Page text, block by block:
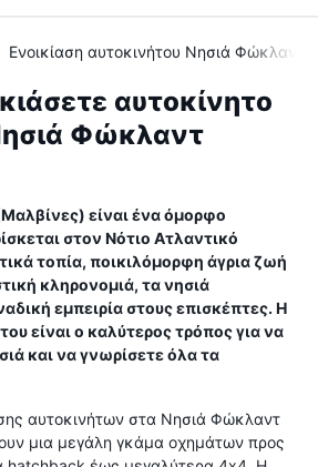
Ενοικίαση αυτοκινήτου Νησιά Φώκλαντ
αυτοκίνητο
Φώκλαντ
είναι ένα όμορφο
στον Νότιο Ατλαντικό
τοπία, ποικιλόμορφη άγρια ​​ζωή
κληρονομιά, τα νησιά
εμπειρία στους επισκέπτες. Η
είναι ο καλύτερος τρόπος για να
και να γνωρίσετε όλα τα
αυτοκινήτων στα Νησιά Φώκλαντ
μια μεγάλη γκάμα οχημάτων προς